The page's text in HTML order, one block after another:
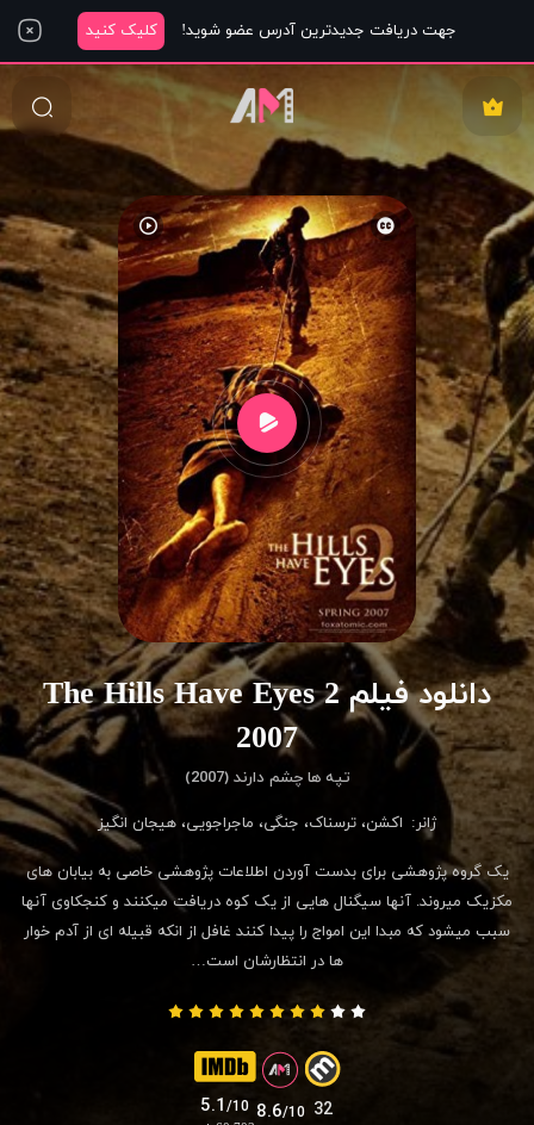
جهت دریافت جدیدترین آدرس عضو شوید! کلیک کنید
دانلود فیلم The Hills Have Eyes 2
2007
تپه ها چشم دارند (2007)
ژانر: اکشن، ترسناک، جنگی، ماجراجویی، هیجان انگیز
یک گروه پژوهشی برای بدست آوردن اطلاعات پژوهشی خاصی به بیابان های
مکزیک میروند. آنها سیگنال هایی از یک کوه دریافت میکنند و کنجکاوی آنها
سبب میشود که مبدا این امواج را پیدا کنند غافل از انکه قبیله ای از آدم خوار
ها در انتظارشان است…
5.1/10 8.6/10 32